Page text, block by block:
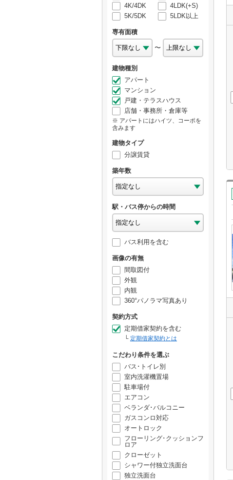
4K/4DK
4LDK(+S)
5K/5DK
5LDK以上
専有面積
〜
建物種別
アパート
マンション
戸建・テラスハウス
店舗・事務所・倉庫等
アパートにはハイツ、コーポを
含みます
建物タイプ
分譲賃貸
築年数
駅・バス停からの時間
バス利用を含む
画像の有無
間取図付
外観
内観
360°パノラマ写真あり
契約方式
定期借家契約を含む
定期借家契約とは
こだわり条件を選ぶ
バス･トイレ別
室内洗濯機置場
駐車場付
エアコン
ベランダ･バルコニー
ガスコンロ対応
オートロック
フローリング･クッションフ
ロア
クローゼット
シャワー付独立洗面台
独立洗面台